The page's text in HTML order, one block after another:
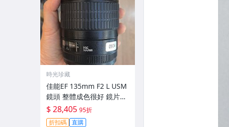
時光珍藏
佳能EF 135mm F2 L USM
鏡頭 整體成色很好 鏡片完
美無劃痕 功能一切正常 無
拆修無-3430
$ 28,405 95折
折扣碼 直購